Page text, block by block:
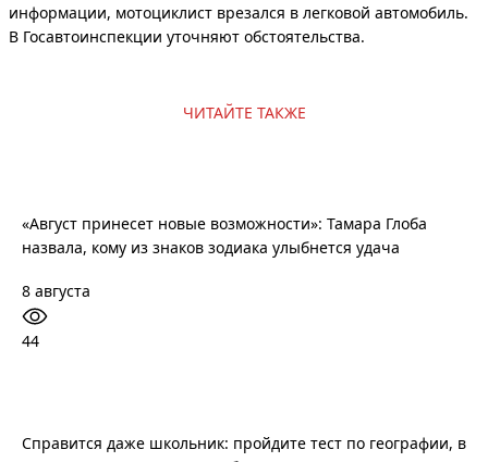
информации, мотоциклист врезался в легковой автомобиль.
В Госавтоинспекции уточняют обстоятельства.
ЧИТАЙТЕ ТАКЖЕ
«Август принесет новые возможности»: Тамара Глоба
назвала, кому из знаков зодиака улыбнется удача
8 августа
44
Справится даже школьник: пройдите тест по географии, в